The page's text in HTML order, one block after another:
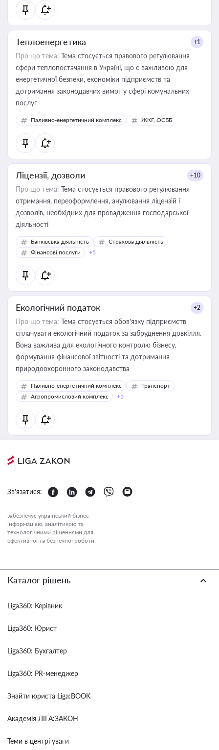
Теплоенергетика +1
Про що тема: Тема стосується правового регулювання
сфери теплопостачання в Україні, що є важливою для
енергетичної безпеки, економіки підприємств та
дотримання законодавчих вимог у сфері комунальних
послуг
Паливно-енергетичний комплекс ЖКГ, ОСББ
Ліцензії, дозволи +10
Про що тема: Тема стосується правового регулювання
отримання, переоформлення, анулювання ліцензій і
дозволів, необхідних для провадження господарської
діяльності
Банківська діяльність
Страхова діяльність
Фінансові послуги
+5
Екологічний податок +2
Про що тема: Тема стосується обов’язку підприємств
сплачувати екологічний податок за забруднення довкілля.
Вона важлива для екологічного контролю бізнесу,
формування фінансової звітності та дотримання
природоохоронного законодавства
Паливно-енергетичний комплекс
Транспорт
Агропромисловий комплекс
+1
Зв'язатися:
забезпечує український бізнес
інформацією, аналітикою та
технологічними рішеннями для
ефективної та безпечної роботи.
Каталог рішень
Liga360: Керівник
Liga360: Юрист
Liga360: Бухгалтер
Liga360: PR-менеджер
Знайти юриста Liga:BOOK
Академія ЛІГА:ЗАКОН
Теми в центрі уваги